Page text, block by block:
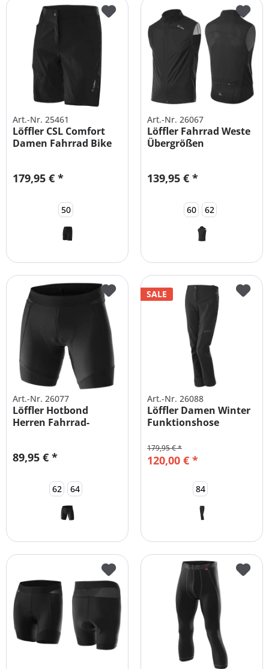
Art.-Nr. 25461
Löffler CSL Comfort
Damen Fahrrad Bike
179,95 € *
50
Art.-Nr. 26067
Löffler Fahrrad Weste
Übergrößen
139,95 € *
60 62
Art.-Nr. 26077
Löffler Hotbond
Herren Fahrrad-
89,95 € *
62 64
SALE
Art.-Nr. 26088
Löffler Damen Winter
Funktionshose
120,00 € *
179,95 € *
84